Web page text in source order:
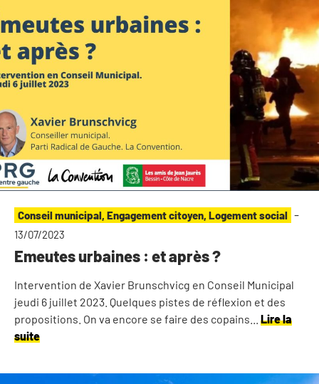
Conseil municipal, Engagement citoyen, Logement social -
13/07/2023
Emeutes urbaines : et après ?
Intervention de Xavier Brunschvicg en Conseil Municipal
jeudi 6 juillet 2023. Quelques pistes de réflexion et des
propositions. On va encore se faire des copains... Lire la
suite